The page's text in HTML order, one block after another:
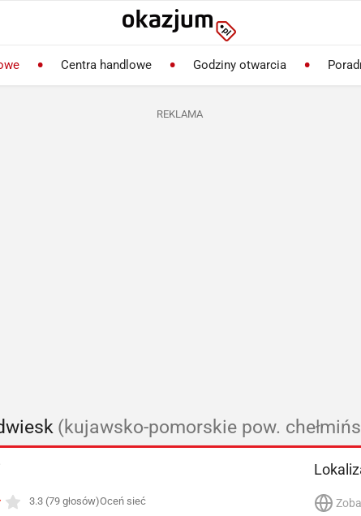
Centra handlowe Godziny otwarcia
REKLAMA
(kujawsko-pomorskie pow.
3.3 (79 głosów)Oceń sieć